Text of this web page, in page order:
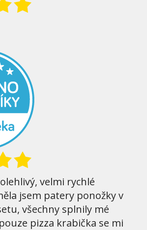
velmi rychlé
jsem patery ponožky v
všechny splnily mé
pizza krabička se mi